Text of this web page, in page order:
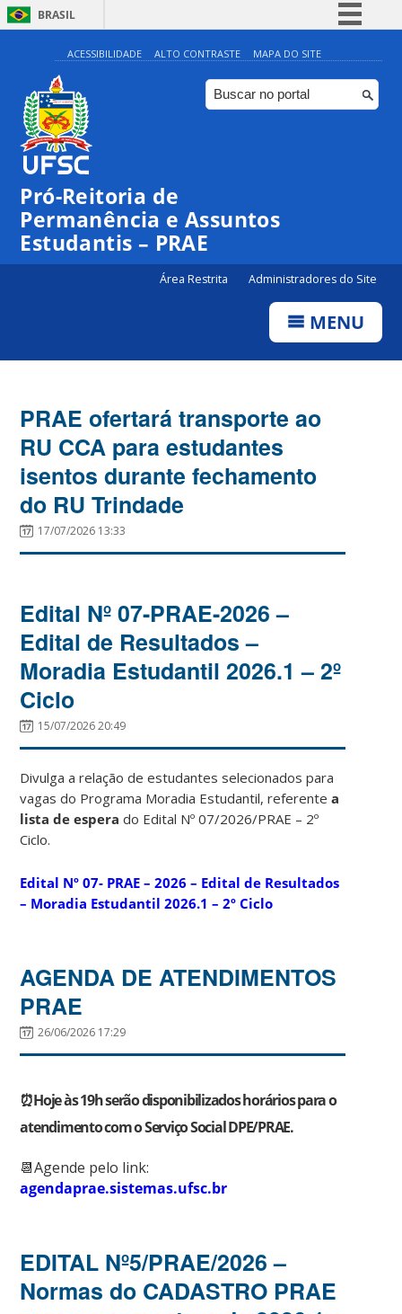
BRASIL
Simplifique!
Comunica BR
Participe
ACESSIBILIDADE ALTO CONTRASTE MAPA DO SITE
Pró-Reitoria de
Permanência e Assuntos
Estudantis – PRAE
Área Restrita Administradores do Site
MENU
PRAE ofertará transporte ao
RU CCA para estudantes
isentos durante fechamento
do RU Trindade
17/07/2026 13:33
Edital Nº 07-PRAE-2026 –
Edital de Resultados –
Moradia Estudantil 2026.1 – 2º
Ciclo
15/07/2026 20:49
Divulga a relação de estudantes selecionados para
vagas do Programa Moradia Estudantil, referentea
lista deespera do Edital Nº 07/2026/PRAE – 2º
Ciclo.
Edital Nº 07- PRAE – 2026 – Edital de Resultados
– Moradia Estudantil 2026.1 – 2º Ciclo
AGENDA DE ATENDIMENTOS
PRAE
26/06/2026 17:29
⏰Hoje às 19h serão disponibilizados horários para o
atendimento com o Serviço Social DPE/PRAE.
📆Agende pelo link:
agendaprae.sistemas.ufsc.br
EDITAL Nº5/PRAE/2026 –
Normas do CADASTRO PRAE